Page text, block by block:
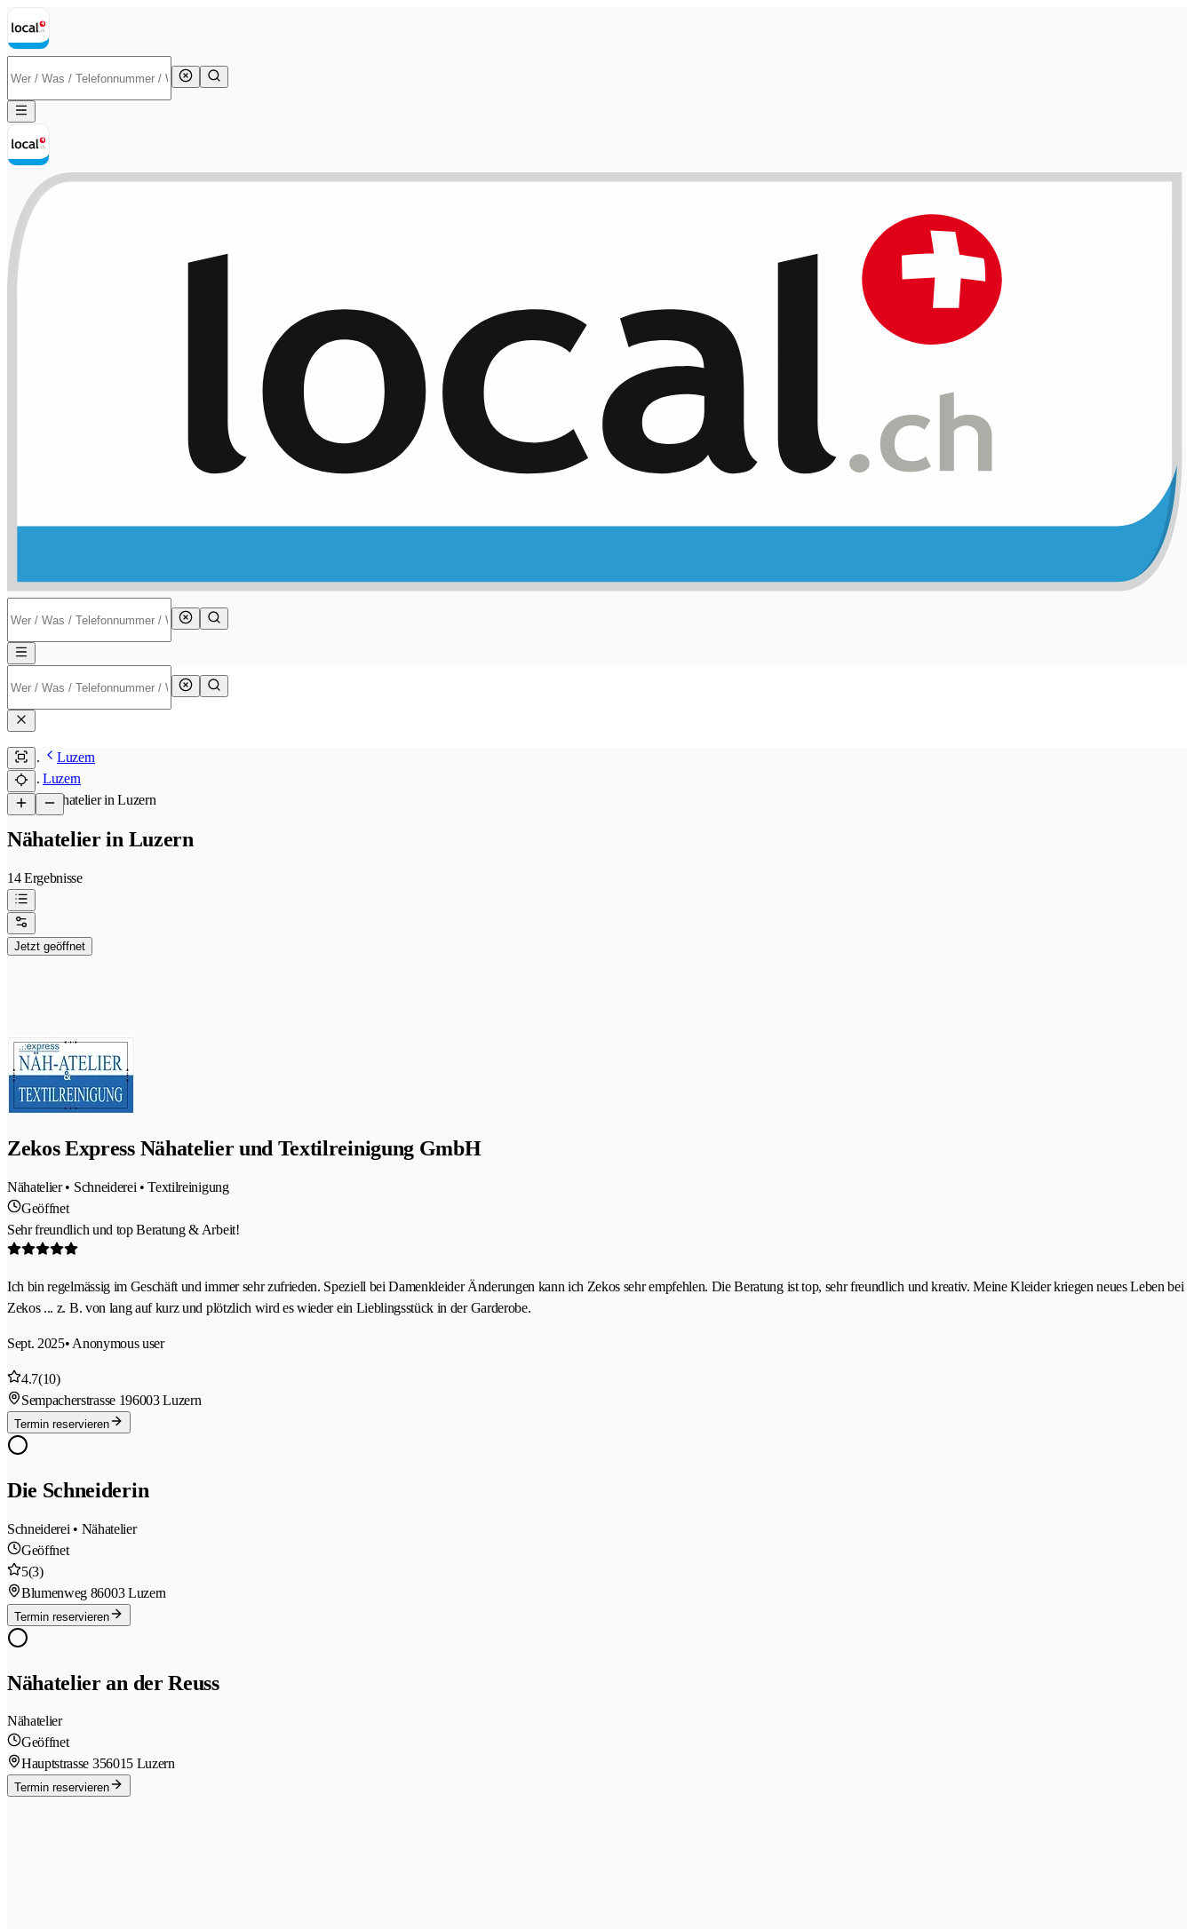
Luzern
Luzern
/Nähatelier in Luzern
Nähatelier in Luzern
14 Ergebnisse
Jetzt geöffnet
Zekos Express Nähatelier und Textilreinigung GmbH
Nähatelier • Schneiderei • Textilreinigung
Geöffnet
Sehr freundlich und top Beratung & Arbeit!
Ich bin regelmässig im Geschäft und immer sehr zufrieden. Speziell bei Damenkleider Änderungen kann ich Zekos sehr empfehlen. Die Beratung ist top, sehr freundlich und kreativ. Meine Kleider kriegen neues Leben bei
Zekos ... z. B. von lang auf kurz und plötzlich wird es wieder ein Lieblingsstück in der Garderobe.
Sept. 2025• Anonymous user
4.7(10)
Sempacherstrasse 196003 Luzern
Termin reservieren
Die Schneiderin
Schneiderei • Nähatelier
Geöffnet
5(3)
Blumenweg 86003 Luzern
Termin reservieren
Nähatelier an der Reuss
Nähatelier
Geöffnet
Hauptstrasse 356015 Luzern
Termin reservieren